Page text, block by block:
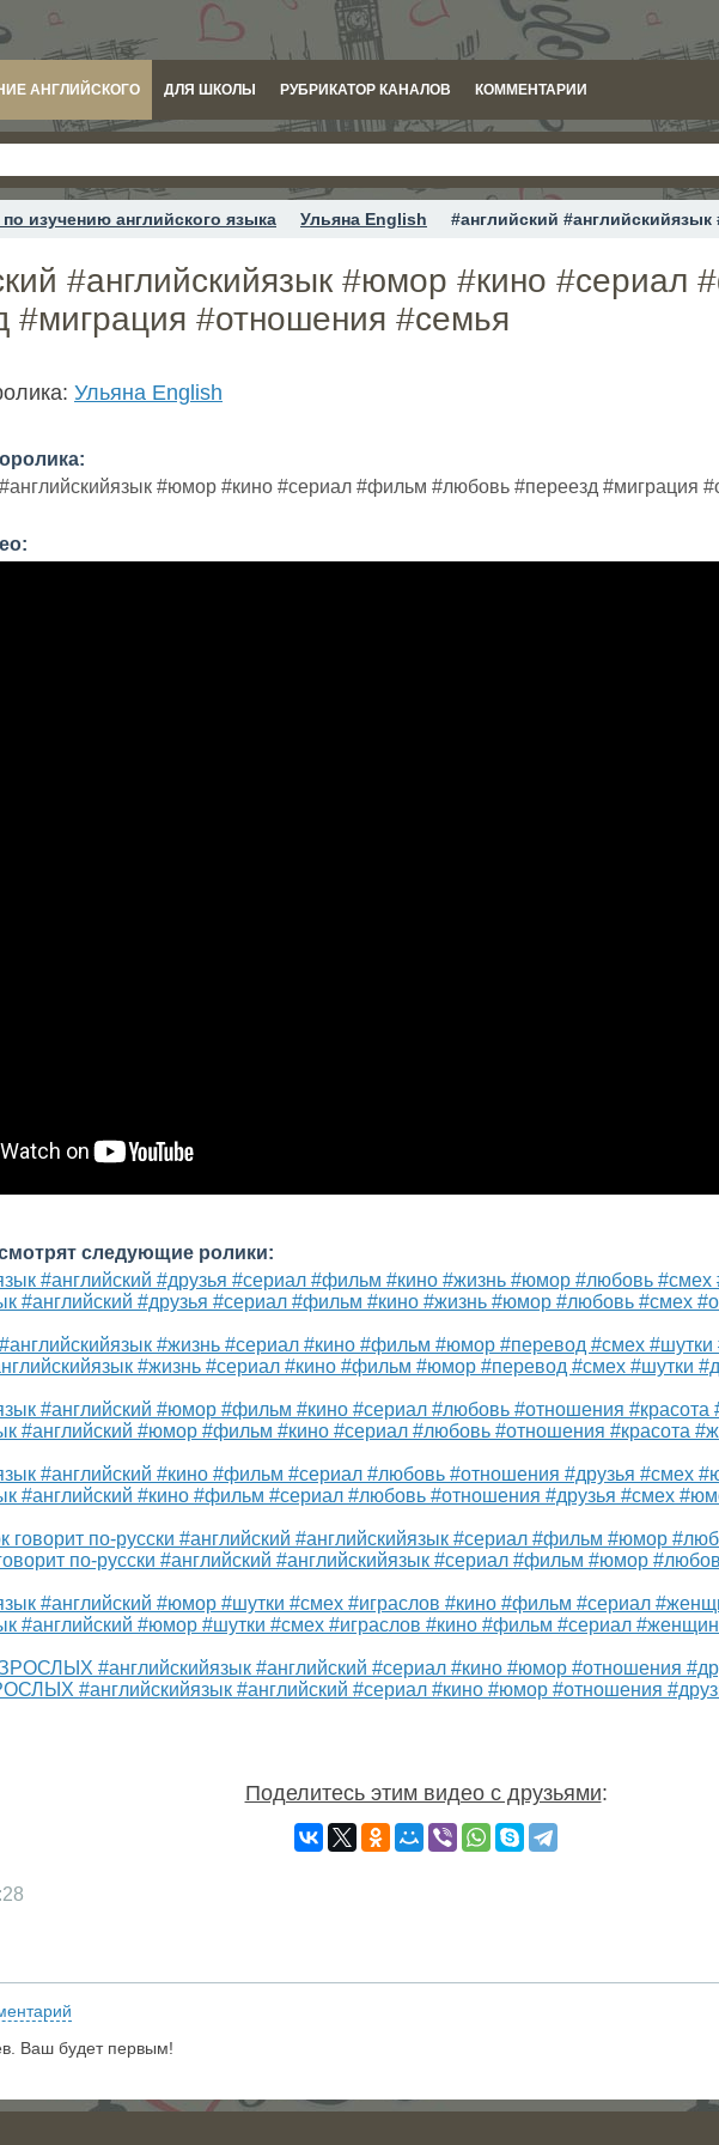
АНГЛИЙСКОГО ДЛЯ ШКОЛЫ РУБРИКАТОР КАНАЛОВ КОММЕНТАРИИ
изучению английского языка Ульяна English #английский
#английскийязык #юмор #кино
#миграция #отношения #семья
Ульяна English
следующие ролики:
#английский #друзья #сериал #фильм #кино #жизнь #юмор #любовь #смех
#жизнь #сериал #кино #фильм #юмор #перевод #смех #шутки
#английский #юмор #фильм #кино #сериал #любовь #отношения #красота
#английский #кино #фильм #сериал #любовь #отношения #друзья #смех
по-русски #английский #английскийязык #сериал #фильм #юмор
#английский #юмор #шутки #смех #играслов #кино #фильм #сериал
#английскийязык #английский #сериал #кино #юмор #отношения
Поделитесь этим видео с друзьями:
Ваш будет первым!